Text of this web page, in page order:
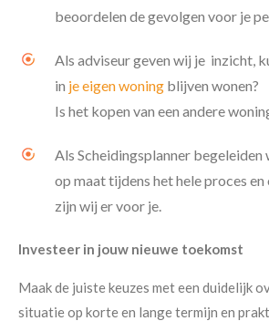
beoordelen de gevolgen voor je
Als adviseur geven wij je inzicht,
in je eigen woning blijven wonen?
Is het kopen van een andere
Als Scheidingsplanner begeleiden
op maat tijdens het hele proces
zijn wij er voor je.
Investeer in jouw nieuwe toekomst
Maak de juiste keuzes met een duidelijk
situatie op korte en lange termijn en